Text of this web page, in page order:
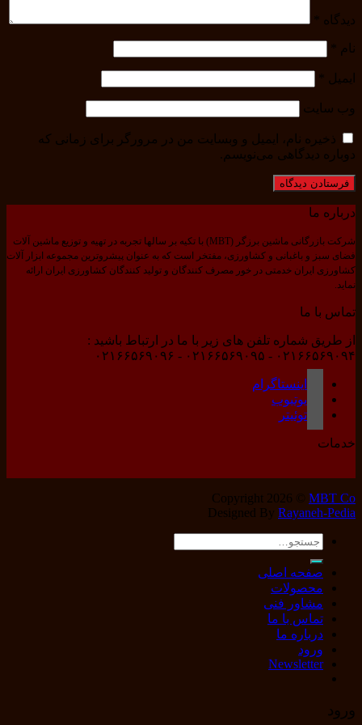
دیدگاه
نام
ایمیل
وب‌ سایت
ذخیره نام، ایمیل و وبسایت من در مرورگر برای زمانی که
دوباره دیدگاهی می‌نویسم.
درباره ما
شرکت بازرگانی ماشین برزگر (MBT) با تکیه بر سالها تجربه در تهیه و توزیع ماشین آلات
فضای سبز و باغبانی و کشاورزی، مفتخر است که به عنوان پیشروترین مجموعه ابزار آلات
کشاورزی ایران خدمتی در خور مصرف کنندگان و تولید کنندگان کشاورزی ایران ارائه
نماید.
تماس با ما
از طریق شماره تلفن های زیر با ما در ارتباط باشید :
۰۲۱۶۶۵۶۹۰۹۴ - ۰۲۱۶۶۵۶۹۰۹۵ - ۰۲۱۶۶۵۶۹۰۹۶
اینستاگرام
یوتیوب
توئیتر
خدمات
Copyright 2026 © MBT Co
Designed By Rayaneh-Pedia
جستجو
صفحه اصلی
محصولات
مشاور فنی
تماس با ما
درباره ما
ورود
Newsletter
ورود